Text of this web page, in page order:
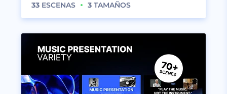
33 ESCENAS 3 TAMAÑOS